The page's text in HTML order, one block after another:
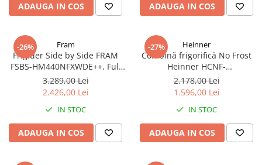
ADAUGA IN COS ADAUGA IN COS
-26% Fram
Frigider Side by Side FRAM
FSBS-HM440NFXWDE++, Full
No Frost, 439 L, Inverter,
Dozator apă, Display Touch,
Clasa E, Aspect Inox
3.289,00 Lei
2.426,00 Lei
IN STOC
ADAUGA IN COS
-27% Heinner
Combină frigorifică No Frost
Heinner HCNF-
HM293INVXE++, 293L,
Compresor Inverter, Clasa E,
Uși Reversibile, Aspect Inox
2.178,00 Lei
1.596,00 Lei
IN STOC
ADAUGA IN COS